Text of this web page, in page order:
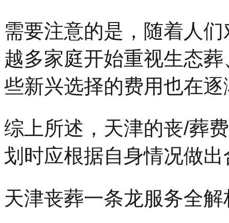
需要注意的是，随着人
越多家庭开始重视生态
些新兴选择的费用也在
综上所述，天津的丧/葬
划时应根据自身情况做
天津丧葬一条龙服务全解